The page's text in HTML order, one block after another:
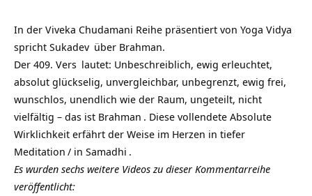
In der Viveka Chudamani Reihe präsentiert von Yoga Vidya
spricht Sukadev über Brahman.
Der 409. Vers lautet: Unbeschreiblich, ewig erleuchtet,
absolut glückselig, unvergleichbar, unbegrenzt, ewig frei,
wunschlos, unendlich wie der Raum, ungeteilt, nicht
vielfältig – das ist Brahman . Diese vollendete Absolute
Wirklichkeit erfährt der Weise im Herzen in tiefer
Meditation / in Samadhi .
Es wurden sechs weitere Videos zu dieser Kommentarreihe
veröffentlicht: